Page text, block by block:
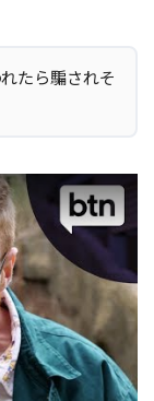
たら騙されそ